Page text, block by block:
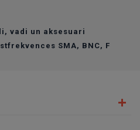
vadi un aksesuari
SMA, BNC, F